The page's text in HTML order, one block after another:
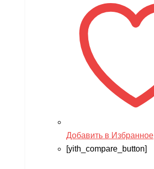
Добавить в Избранное
[yith_compare_button]